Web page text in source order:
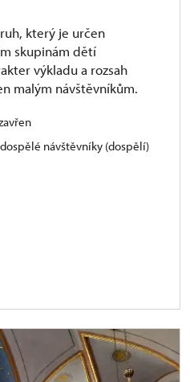
který je určen
skupinám dětí
výkladu a rozsah
malým návštěvníkům.
návštěvníky (dospělí)